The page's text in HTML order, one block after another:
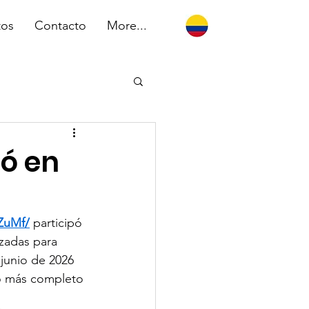
Contacto More...
en
participó
para
de 2026
más completo